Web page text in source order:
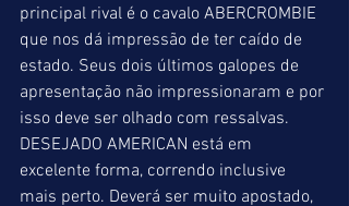
principal rival é o cavalo ABERCROMBIE
que nos dá impressão de ter caído de
estado. Seus dois últimos galopes de
apresentação não impressionaram e por
isso deve ser olhado com ressalvas.
DESEJADO AMERICAN está em
excelente forma, correndo inclusive
mais perto. Deverá ser muito apostado,